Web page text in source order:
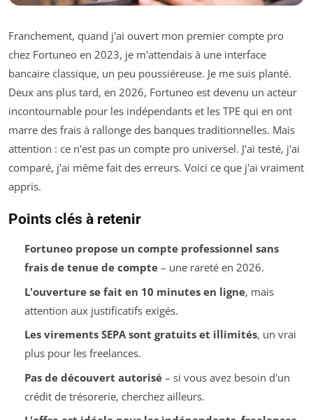
Franchement, quand j'ai ouvert mon premier compte pro
chez Fortuneo en 2023, je m'attendais à une interface
bancaire classique, un peu poussiéreuse. Je me suis planté.
Deux ans plus tard, en 2026, Fortuneo est devenu un acteur
incontournable pour les indépendants et les TPE qui en ont
marre des frais à rallonge des banques traditionnelles. Mais
attention : ce n'est pas un compte pro universel. J'ai testé, j'ai
comparé, j'ai même fait des erreurs. Voici ce que j'ai vraiment
appris.
Points clés à retenir
Fortuneo propose un compte professionnel sans
frais de tenue de compte– une rareté en 2026.
L'ouverture se fait en 10 minutes en ligne, mais
attention aux justificatifs exigés.
Les virements SEPA sont gratuits et illimités, un vrai
plus pour les freelances.
Pas de découvert autorisé– si vous avez besoin d'un
crédit de trésorerie, cherchez ailleurs.